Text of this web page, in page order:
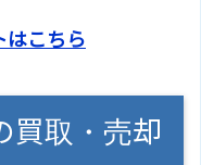
はこちら
買取・売却